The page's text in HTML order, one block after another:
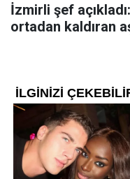
İzmirli şef
ortadan kaldıran